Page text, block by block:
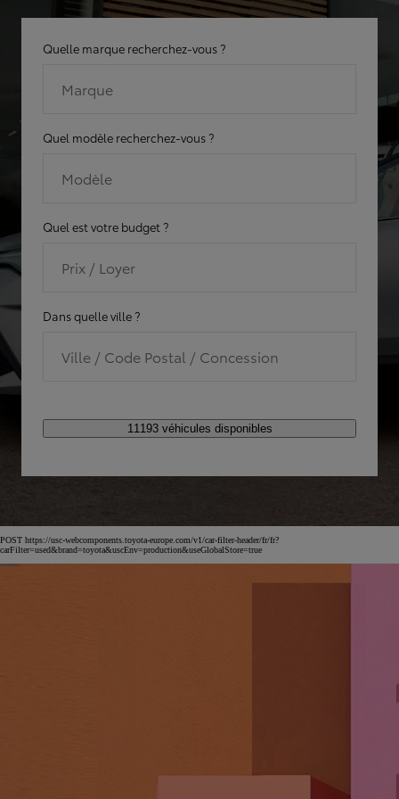
Quelle marque recherchez-vous ?
Marque
Quel modèle recherchez-vous ?
Modèle
Quel est votre budget ?
Prix / Loyer
Dans quelle ville ?
Ville / Code Postal / Concession
11193 véhicules disponibles
POST https://usc-webcomponents.toyota-europe.com/v1/car-filter-header/fr/fr?
carFilter=used&brand=toyota&uscEnv=production&useGlobalStore=true